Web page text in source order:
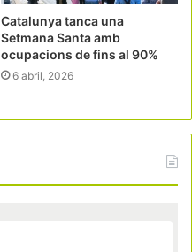
Catalunya tanca una
Setmana Santa amb
ocupacions de fins al 90%
6 abril, 2026